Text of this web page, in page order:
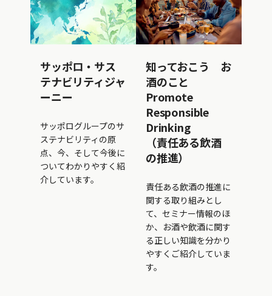
サッポロ・サス
テナビリティジャ
ーニー
サッポログループのサ
ステナビリティの原
点、今、そして今後に
ついてわかりやすく紹
介しています。
知っておこう お
酒のこと
Promote
Responsible
Drinking
（責任ある飲酒
の推進）
責任ある飲酒の推進に
関する取り組みとし
て、セミナー情報のほ
か、お酒や飲酒に関す
る正しい知識を分かり
やすくご紹介していま
す。